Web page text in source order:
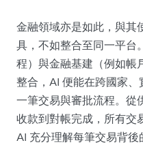
金融領域亦是如此，與其
具，不如整合至同一平台
程）與金融基建（例如帳
整合，AI 便能在跨國家
一筆交易與審批流程。從
收款到對帳完成，所有交
AI 充分理解每筆交易背